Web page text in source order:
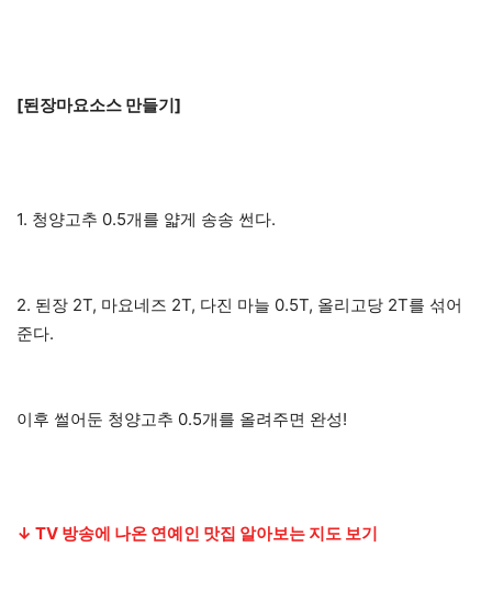
[된장마요소스 만들기]
1. 청양고추 0.5개를 얇게 송송 썬다.
2. 된장 2T, 마요네즈 2T, 다진 마늘 0.5T, 올리고당 2T를 섞어
준다.
이후 썰어둔 청양고추 0.5개를 올려주면 완성!
↓ TV 방송에 나온 연예인 맛집 알아보는 지도 보기